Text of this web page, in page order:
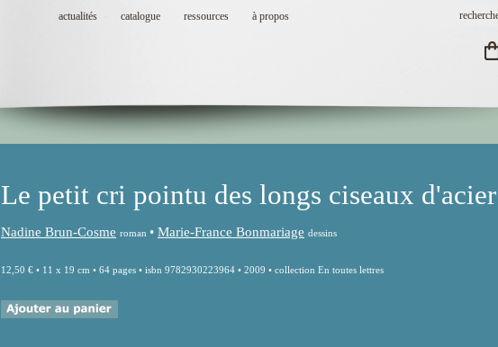
actualités catalogue ressources à propos
Le petit cri pointu des longs ciseaux d'acier
Nadine Brun-Cosme roman • Marie-France Bonmariage dessins
12,50 € • 11 x 19 cm • 64 pages • isbn 9782930223964 • 2009 • collection En toutes lettres